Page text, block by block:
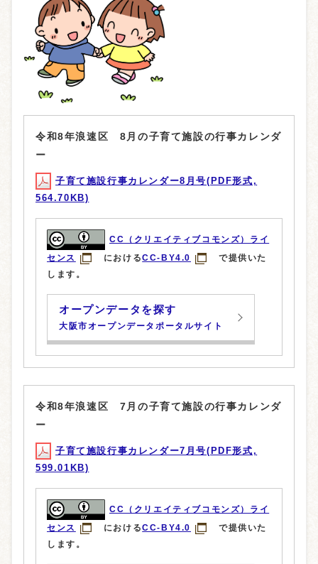
令和8年浪速区 8月の子育て施設の行事カレンダ
ー
子育て施設行事カレンダー8月号(PDF形式,
564.70KB)
CC（クリエイティブコモンズ）ライ
センス
におけるCC-BY4.0
で提供いた
します。
オープンデータを探す
大阪市オープンデータポータルサイト
令和8年浪速区 7月の子育て施設の行事カレンダ
ー
子育て施設行事カレンダー7月号(PDF形式,
599.01KB)
CC（クリエイティブコモンズ）ライ
センス
におけるCC-BY4.0
で提供いた
します。